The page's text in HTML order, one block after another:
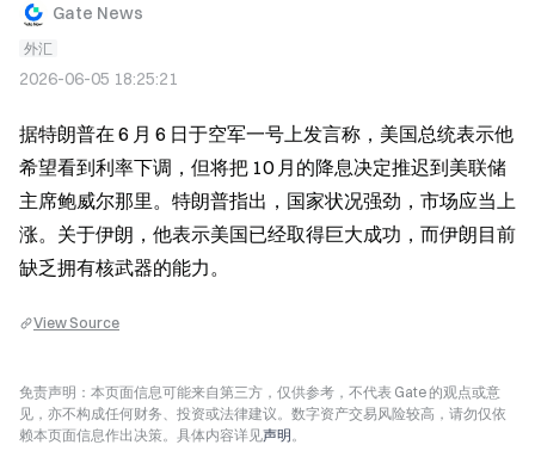
Gate News
外汇
2026-06-05 18:25:21
据特朗普在 6 月 6 日于空军一号上发言称，美国总统表示他
希望看到利率下调，但将把 10 月的降息决定推迟到美联储
主席鲍威尔那里。特朗普指出，国家状况强劲，市场应当上
涨。关于伊朗，他表示美国已经取得巨大成功，而伊朗目前
缺乏拥有核武器的能力。
View Source
免责声明：本页面信息可能来自第三方，仅供参考，不代表 Gate 的观点或意
见，亦不构成任何财务、投资或法律建议。数字资产交易风险较高，请勿仅依
赖本页面信息作出决策。具体内容详见声明。